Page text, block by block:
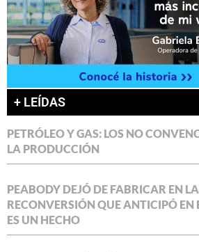
+ LEÍDAS
PETRÓLEO Y GAS: LOS NO
LA PRODUCCIÓN
PEABODY DEJÓ DE FABRICAR EN
RECONVERSIÓN QUE ANTICIPÓ EN
ES UN HECHO